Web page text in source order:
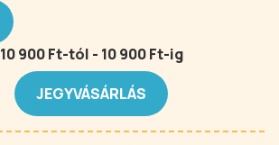
10 900 Ft-tól - 10 900 Ft-ig
JEGYVÁSÁRLÁS